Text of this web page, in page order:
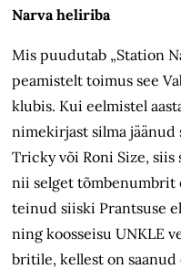
Narva heliriba
Mis puudutab „Station
peamistelt toimus see
klubis. Kui eelmistel
nimekirjast silma jäänud
Tricky või Roni Size, siis
nii selget tõmbenumbrit
teinud siiski Prantsuse
ning koosseisu UNKLE
britile, kellest on